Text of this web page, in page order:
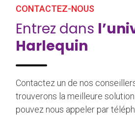
CONTACTEZ-NOUS
Entrez dans
Harlequin
Contactez un de nos
trouverons la meilleure
pouvez nous appeler par